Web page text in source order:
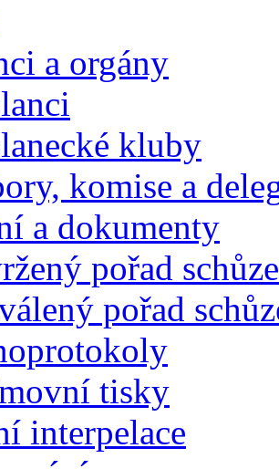
a orgány
kluby
komise a
a dokumenty
pořad schůze
pořad
tisky
interpelace